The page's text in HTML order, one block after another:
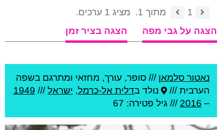
1 מתוך 1.
מציג 1 ערכים.
הצגה על גבי מפה
הצגה בציר זמן
נאטור סלמאן /// סופר, עורך, מחזאי ומתרגם בשפה
הערבית ///
נולד בדלית אל-כרמל, ישראל///
1949
–
2016 /// גיל פטירה: 67